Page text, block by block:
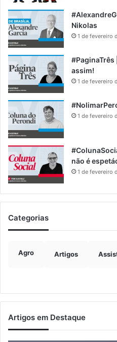
Nikolas
1 de fevereiro
#PaginaTrês
assim!
1 de fevereiro
1 de fevereiro
não é
1 de fevereiro
Categorias
Agro Artigos
Artigos em Destaque